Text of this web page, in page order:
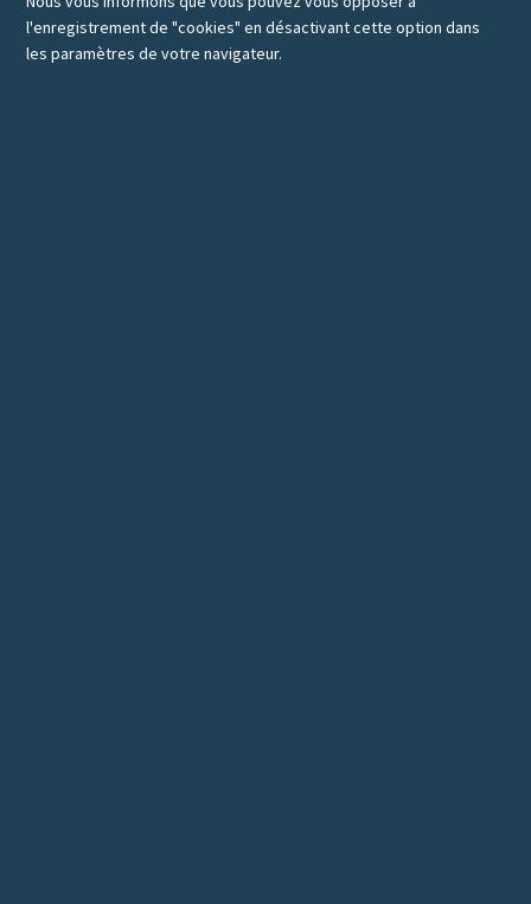
l'enregistrement de "cookies" en désactivant cette option dans
les paramètres de votre navigateur.